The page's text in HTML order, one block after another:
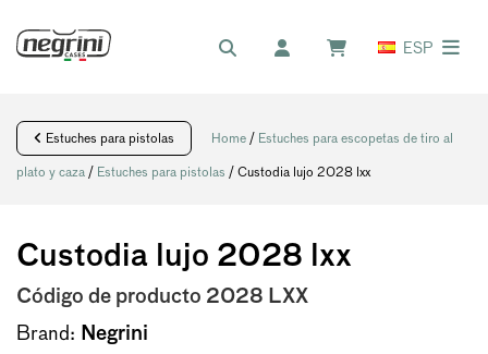
ESP
Estuches para pistolas Home / Estuches para escopetas de tiro al
plato y caza / Estuches para pistolas / Custodia lujo 2028 lxx
Custodia lujo 2028 lxx
Código de producto 2028 LXX
Brand: Negrini